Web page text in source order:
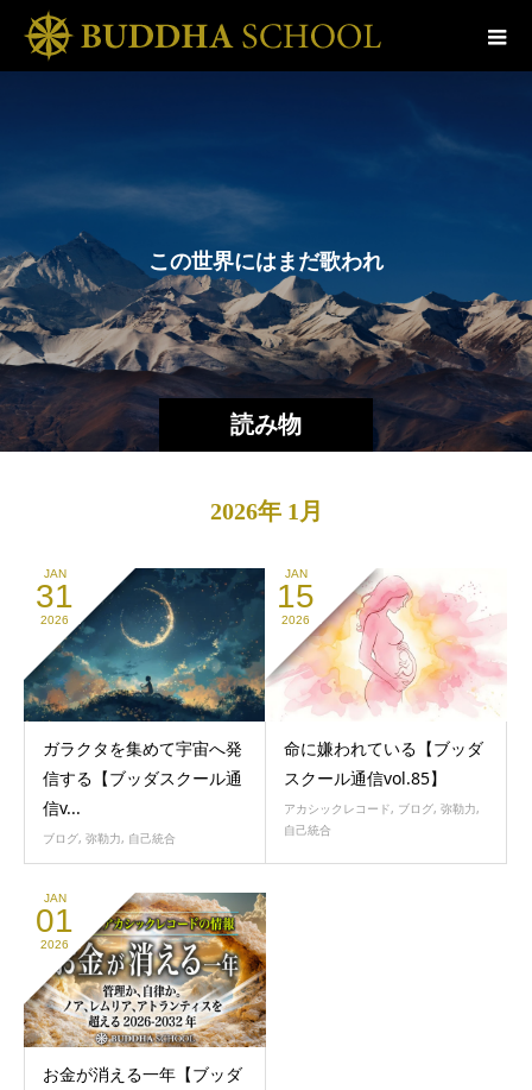
読み物
こ の世界にはまだ歌われてい
2026年 1月
JAN
31
2026
ガラクタを集めて宇宙へ発
信する【ブッダスクール通
信v...
ブログ, 弥勒力, 自己統合
JAN
15
2026
命に嫌われている【ブッダ
スクール通信vol.85】
アカシックレコード, ブログ, 弥勒力,
自己統合
JAN
01
2026
お金が消える一年【ブッダ